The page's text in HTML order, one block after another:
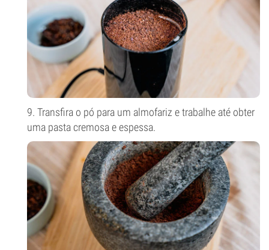
9. Transfira o pó para um almofariz e trabalhe até obter
uma pasta cremosa e espessa.